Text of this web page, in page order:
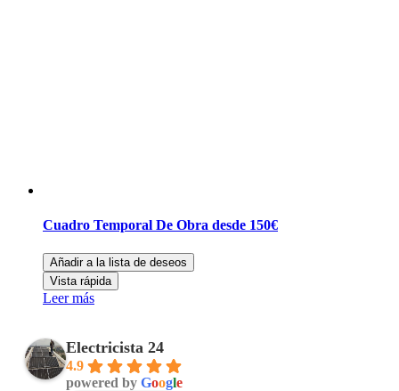
Cuadro Temporal De Obra desde 150€
Añadir a la lista de deseos
Vista rápida
Leer más
Electricista 24
4.9
powered by Google